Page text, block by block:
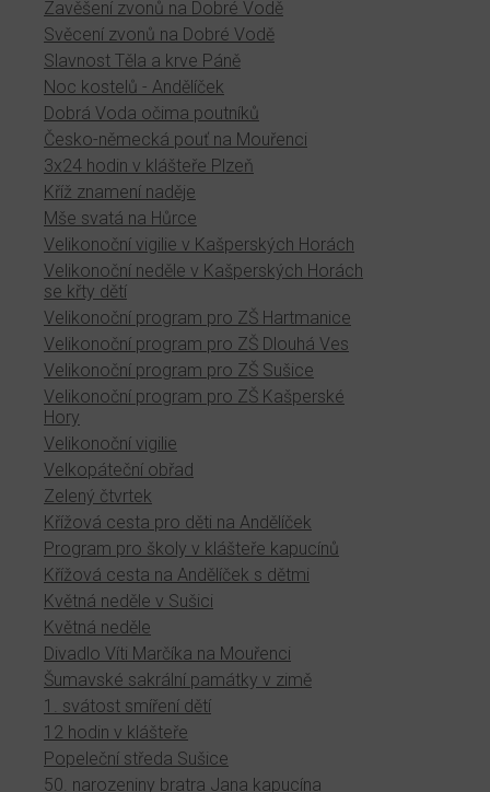
Zavěšení zvonů na Dobré Vodě
Svěcení zvonů na Dobré Vodě
Slavnost Těla a krve Páně
Noc kostelů - Andělíček
Dobrá Voda očima poutníků
Česko-německá pouť na Mouřenci
3x24 hodin v klášteře Plzeň
Kříž znamení naděje
Mše svatá na Hůrce
Velikonoční vigilie v Kašperských Horách
Velikonoční neděle v Kašperských Horách
se křty dětí
Velikonoční program pro ZŠ Hartmanice
Velikonoční program pro ZŠ Dlouhá Ves
Velikonoční program pro ZŠ Sušice
Velikonoční program pro ZŠ Kašperské
Hory
Velikonoční vigilie
Velkopáteční obřad
Zelený čtvrtek
Křížová cesta pro děti na Andělíček
Program pro školy v klášteře kapucínů
Křížová cesta na Andělíček s dětmi
Květná neděle v Sušici
Květná neděle
Divadlo Víti Marčíka na Mouřenci
Šumavské sakrální památky v zimě
1. svátost smíření dětí
12 hodin v klášteře
Popeleční středa Sušice
50. narozeniny bratra Jana kapucína